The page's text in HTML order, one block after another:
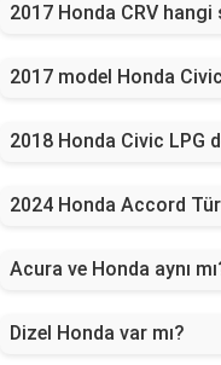
2017 Honda CRV hangi
2017 model Honda
2018 Honda Civic LPG
2024 Honda Accord
Acura ve Honda aynı
Dizel Honda var mı?